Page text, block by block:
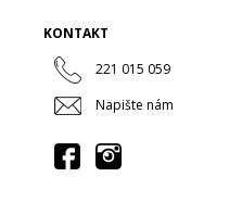
KONTAKT
221 015 059
Napište nám